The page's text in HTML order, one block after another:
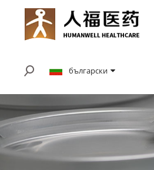
български